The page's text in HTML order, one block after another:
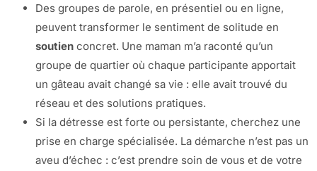
Des groupes de parole, en présentiel ou en ligne,
peuvent transformer le sentiment de solitude en
soutien concret. Une maman m’a raconté qu’un
groupe de quartier où chaque participante apportait
un gâteau avait changé sa vie : elle avait trouvé du
réseau et des solutions pratiques.
Si la détresse est forte ou persistante, cherchez une
prise en charge spécialisée. La démarche n’est pas un
aveu d’échec : c’est prendre soin de vous et de votre